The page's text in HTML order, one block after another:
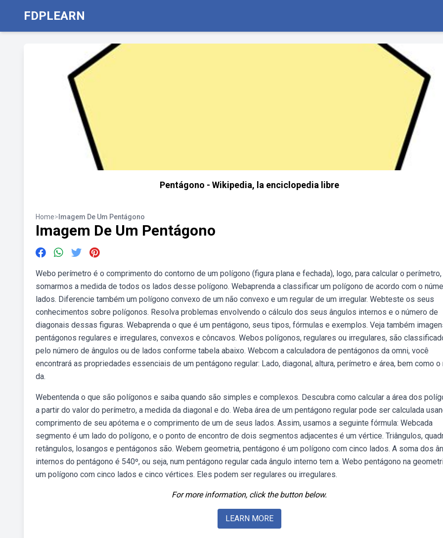
FDPLEARN
Pentágono - Wikipedia, la enciclopedia libre
Home> Imagem De Um Pentágono
Imagem De Um Pentágono
Webo perímetro é o comprimento do contorno de um polígono (figura plana e fechada), logo, para calcular o
somarmos a medida de todos os lados desse polígono. Webaprenda a classificar um polígono de acordo com o
lados. Diferencie também um polígono convexo de um não convexo e um regular de um irregular. Webteste os seus
conhecimentos sobre polígonos. Resolva problemas envolvendo o cálculo dos seus ângulos internos e o número de
diagonais dessas figuras. Webaprenda o que é um pentágono, seus tipos, fórmulas e exemplos. Veja também
pentágonos regulares e irregulares, convexos e côncavos. Webos polígonos, regulares ou irregulares, são
pelo número de ângulos ou de lados conforme tabela abaixo. Webcom a calculadora de pentágonos da omni, você
encontrará as propriedades essenciais de um pentágono regular: Lado, diagonal, altura, perímetro e área, bem como o
da.
Webentenda o que são polígonos e saiba quando são simples e complexos. Descubra como calcular a área dos
a partir do valor do perímetro, a medida da diagonal e do. Weba área de um pentágono regular pode ser calculada
comprimento de seu apótema e o comprimento de um de seus lados. Assim, usamos a seguinte fórmula: Webcada
segmento é um lado do polígono, e o ponto de encontro de dois segmentos adjacentes é um vértice. Triângulos,
retângulos, losangos e pentágonos são. Webem geometria, pentágono é um polígono com cinco lados. A soma dos
internos do pentágono é 540º, ou seja, num pentágono regular cada ângulo interno tem a. Webo pentágono na
um polígono com cinco lados e cinco vértices. Eles podem ser regulares ou irregulares.
For more information, click the button below.
LEARN MORE